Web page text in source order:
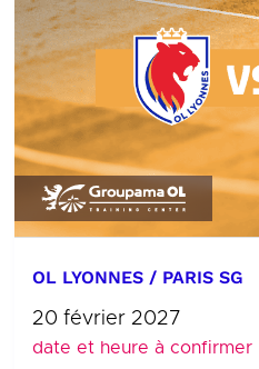
OL LYONNES / PARIS SG
20 février 2027
date et heure à confirmer